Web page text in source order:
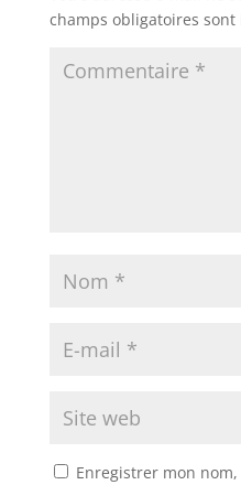
champs obligatoires sont
Enregistrer mon